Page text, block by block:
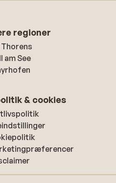
regioner
Thorens
am See
& cookies